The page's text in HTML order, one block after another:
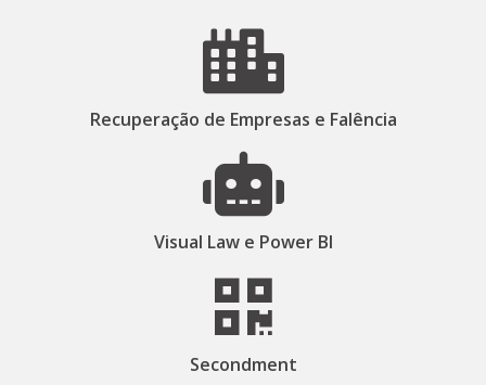
Recuperação de Empresas e Falência​
Visual Law e Power BI
Secondment